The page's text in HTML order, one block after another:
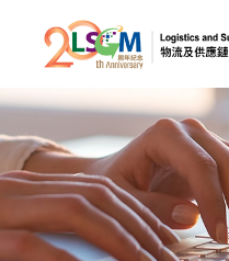
跳到內容（